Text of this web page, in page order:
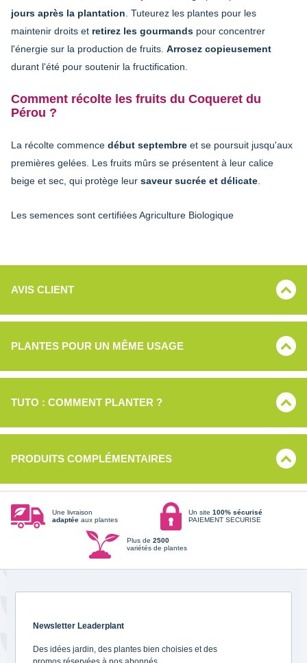
jours après la plantation . Tuteurez les plantes pour les
maintenir droits et retirez les gourmands pour concentrer
l'énergie sur la production de fruits. Arrosez copieusement
durant l'été pour soutenir la fructification.
Comment récolte les fruits du Coqueret du
Pérou ?
La récolte commence début septembre et se poursuit jusqu'aux
premières gelées. Les fruits mûrs se présentent à leur calice
beige et sec, qui protège leur saveur sucrée et délicate
Les semences sont certifiées Agriculture Biologique
AVIS CLIENT
PLANTES POUR UN MÊME USAGE
TUTO : COMMENT PLANTER ?
PRODUITS COMPLÉMENTAIRES
Une livraison
adaptée aux plantes
Un site 100% sécurisé
PAIEMENT SECURISE
Plus de 2500
variétés de plantes
Newsletter Leaderplant
Des idées jardin, des plantes bien choisies et des